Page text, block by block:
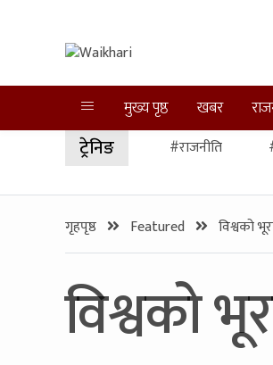
मुख्य पृष्ठ खबर
ट्रेनिङ #राजनीति
गृहपृष्ठ Featured विश्वको
विश्वको